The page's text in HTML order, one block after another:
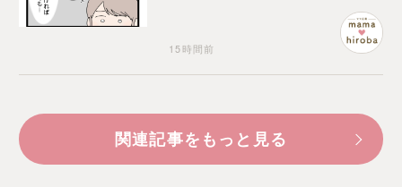
15時間前
関連記事をもっと見る